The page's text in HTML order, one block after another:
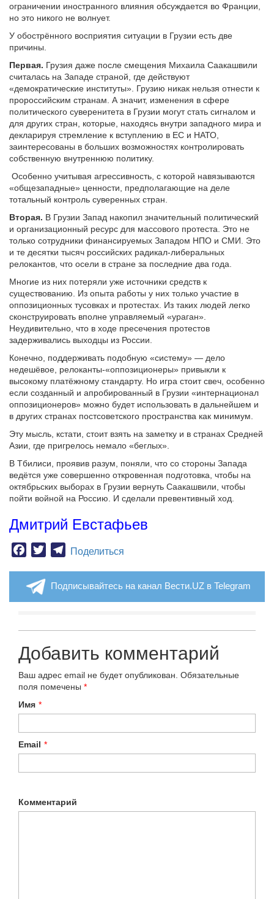
ограничении иностранного влияния обсуждается во Франции,
но это никого не волнует.
У обострённого восприятия ситуации в Грузии есть две
причины.
Первая. Грузия даже после смещения Михаила Саакашвили
считалась на Западе страной, где действуют
«демократические институты». Грузию никак нельзя отнести к
пророссийским странам. А значит, изменения в сфере
политического суверенитета в Грузии могут стать сигналом и
для других стран, которые, находясь внутри западного мира и
декларируя стремление к вступлению в ЕС и НАТО,
заинтересованы в больших возможностях контролировать
собственную внутреннюю политику.
Особенно учитывая агрессивность, с которой навязываются
«общезападные» ценности, предполагающие на деле
тотальный контроль суверенных стран.
Вторая. В Грузии Запад накопил значительный политический
и организационный ресурс для массового протеста. Это не
только сотрудники финансируемых Западом НПО и СМИ. Это
и те десятки тысяч российских радикал-либеральных
релокантов, что осели в стране за последние два года.
Многие из них потеряли уже источники средств к
существованию. Из опыта работы у них только участие в
оппозиционных тусовках и протестах. Из таких людей легко
сконструировать вполне управляемый «ураган».
Неудивительно, что в ходе пресечения протестов
задерживались выходцы из России.
Конечно, поддерживать подобную «систему» — дело
недешёвое, релоканты-«оппозиционеры» привыкли к
высокому платёжному стандарту. Но игра стоит свеч, особенно
если созданный и апробированный в Грузии «интернационал
оппозиционеров» можно будет использовать в дальнейшем и
в других странах постсоветского пространства как минимум.
Эту мысль, кстати, стоит взять на заметку и в странах Средней
Азии, где пригрелось немало «беглых».
В Тбилиси, проявив разум, поняли, что со стороны Запада
ведётся уже совершенно откровенная подготовка, чтобы на
октябрьских выборах в Грузии вернуть Саакашвили, чтобы
пойти войной на Россию. И сделали превентивный ход.
Дмитрий Евстафьев
Facebook
TwitterTelegram
Поделиться
Подписывайтесь на канал Вести.UZ в Telegram
Добавить комментарий
Ваш адрес email не будет опубликован. Обязательные
поля помечены *
Имя *
Email *
Комментарий